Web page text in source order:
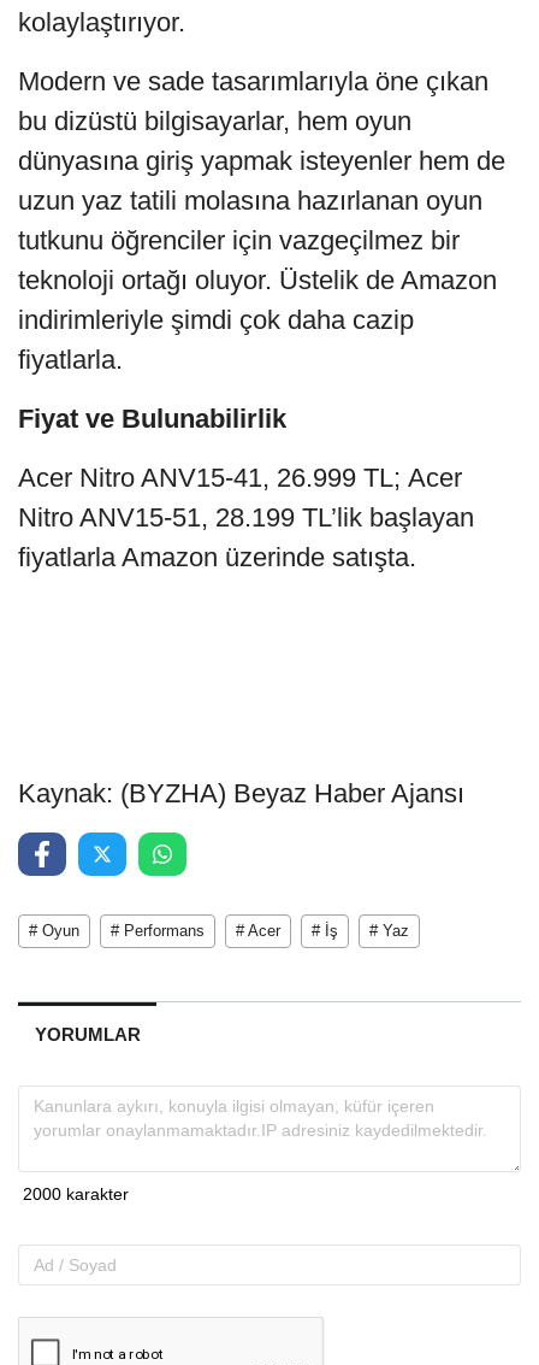
kolaylaştırıyor.
Modern ve sade tasarımlarıyla öne çıkan
bu dizüstü bilgisayarlar, hem oyun
dünyasına giriş yapmak isteyenler hem de
uzun yaz tatili molasına hazırlanan oyun
tutkunu öğrenciler için vazgeçilmez bir
teknoloji ortağı oluyor. Üstelik de Amazon
indirimleriyle şimdi çok daha cazip
fiyatlarla.
Fiyat ve Bulunabilirlik
Acer Nitro ANV15-41, 26.999 TL; Acer
Nitro ANV15-51, 28.199 TL’lik başlayan
fiyatlarla Amazon üzerinde satışta.
Kaynak: (BYZHA) Beyaz Haber Ajansı
# Oyun # Performans # Acer # İş # Yaz
YORUMLAR